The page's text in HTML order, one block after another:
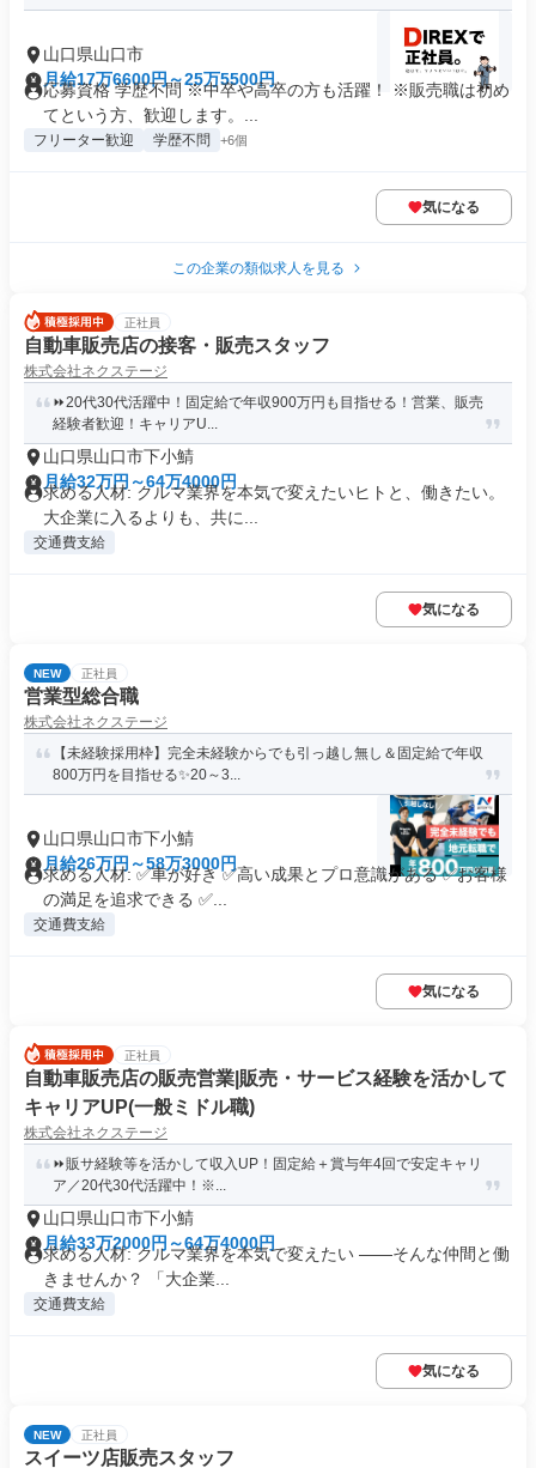
山口県山口市
月給17万6600円～25万5500円
応募資格 学歴不問 ※中卒や高卒の方も活躍！ ※販売職は初め
てという方、歓迎します。...
フリーター歓迎 学歴不問 +6個
気になる
この企業の類似求人を見る
正社員
自動車販売店の接客・販売スタッフ
株式会社ネクステージ
⏩️20代30代活躍中！固定給で年収900万円も目指せる！営業、販売
経験者歓迎！キャリアU...
山口県山口市下小鯖
月給32万円～64万4000円
求める人材: クルマ業界を本気で変えたいヒトと、働きたい。
大企業に入るよりも、共に...
交通費支給
気になる
NEW 正社員
営業型総合職
株式会社ネクステージ
【未経験採用枠】完全未経験からでも引っ越し無し＆固定給で年収
800万円を目指せる✨20～3...
山口県山口市下小鯖
月給26万円～58万3000円
求める人材: ✅車が好き ✅高い成果とプロ意識がある ✅お客様
の満足を追求できる ✅...
交通費支給
気になる
正社員
自動車販売店の販売営業|販売・サービス経験を活かして
キャリアUP(一般ミドル職)
株式会社ネクステージ
⏩️販サ経験等を活かして収入UP！固定給＋賞与年4回で安定キャリ
ア／20代30代活躍中！※...
山口県山口市下小鯖
月給33万2000円～64万4000円
求める人材: クルマ業界を本気で変えたい ――そんな仲間と働
きませんか？ 「大企業...
交通費支給
気になる
NEW 正社員
スイーツ店販売スタッフ